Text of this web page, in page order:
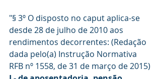
"§ 3º O disposto no caput aplica-se
desde 28 de julho de 2010 aos
rendimentos decorrentes: (Redação
dada pelo(a) Instrução Normativa
RFB nº 1558, de 31 de março de 2015)